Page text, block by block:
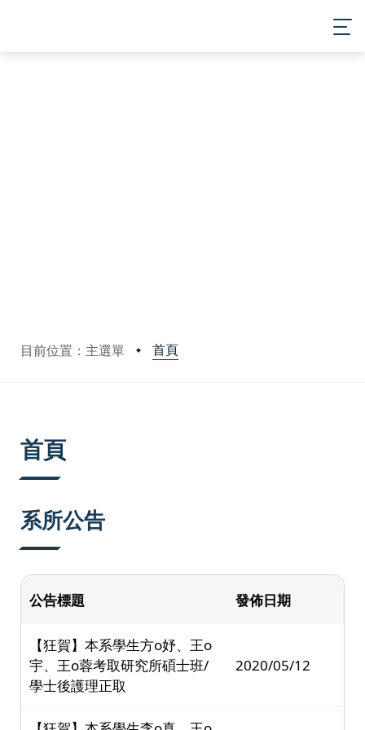
目前位置：主選單 首頁
首頁
系所公告
公告標題 發佈日期
【狂賀】本系學生方o妤、王o
宇、王o蓉考取研究所碩士班/
學士後護理正取
2020/05/12